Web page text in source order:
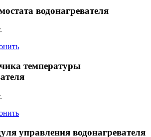
водонагревателя
температуры
управления водонагревателя